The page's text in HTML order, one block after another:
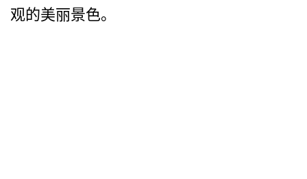
观的美丽­景色。